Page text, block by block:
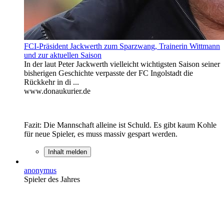
FCI-Präsident Jackwerth zum Sparzwang, Trainerin Wittmann
und zur aktuellen Saison
In der laut Peter Jackwerth vielleicht wichtigsten Saison seiner
bisherigen Geschichte verpasste der FC Ingolstadt die
Rückkehr in di ...
www.donaukurier.de
Fazit: Die Mannschaft alleine ist Schuld. Es gibt kaum Kohle
für neue Spieler, es muss massiv gespart werden.
Inhalt melden
anonymus
Spieler des Jahres